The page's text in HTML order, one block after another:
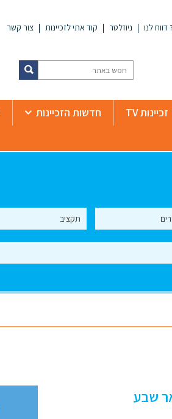
לנו ניוזלטר קוד אתי לזכיינות צור קשר
זכיינות TV חדשות הזכיינות
שבע